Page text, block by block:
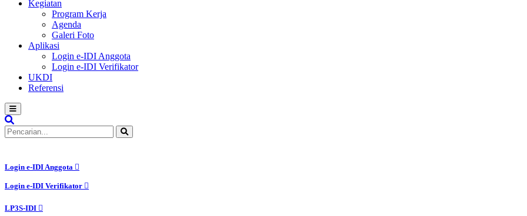
Kegiatan
Program Kerja
Agenda
Galeri Foto
Aplikasi
Login e-IDI Anggota
Login e-IDI Verifikator
UKDI
Referensi
Login e-IDI Anggota
Login e-IDI Verifikator
LP3S-IDI